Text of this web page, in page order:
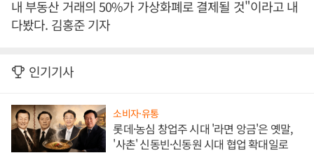
내 부동산 거래의 50%가 가상화폐로 결제될 것"이라고 내
다봤다. 김홍준 기자
인기기사
소비자·유통
롯데·농심 창업주 시대 '라면 앙금'은 옛말,
'사촌' 신동빈·신동원 시대 협업 확대일로